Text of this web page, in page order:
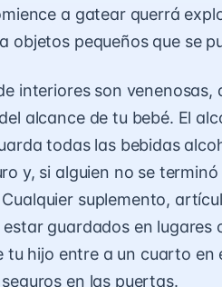
a gatear querrá
objetos pequeños que se
interiores son
alcance de tu bebé. El
todas las bebidas
y, si alguien no se
suplemento,
guardados en lugares
tu hijo entre a un cuarto
en las puertas.